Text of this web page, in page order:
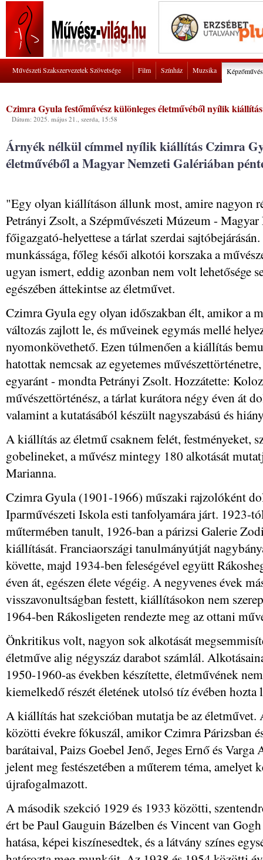
Művészeti Szakszervezetek Szövetsége Film Színház Muzsika
Czimra Gyula festőművész különleges életművéből nyílik
Dátum: 2025. május 21., szerda, 15:58
Árnyék nélkül címmel nyílik kiállítás Czimra
életművéből a Magyar Nemzeti Galériában
"Egy olyan kiállításon állunk most, amire nagyon
Petrányi Zsolt, a Szépművészeti Múzeum -
főigazgató-helyettese a tárlat szerdai
munkássága, főleg késői alkotói korszaka a
ugyan ismert, eddig azonban nem volt lehetősége
egészében áttekintse az életművet.
Czimra Gyula egy olyan időszakban élt, amikor a
változás zajlott le, és műveinek egymás mellé
nyomonkövethető. Ezen túlmenően a kiállítás
hatottak nemcsak az egyetemes
egyaránt - mondta Petrányi Zsolt. Hozzátette:
művészettörténész, a tárlat kurátora négy éven át
valamint a kutatásából készült nagyszabású és
A kiállítás az életmű csaknem felét, festményeket,
gobelineket, a művész mintegy 180 alkotását
Marianna.
Czimra Gyula (1901-1966) műszaki rajzolóként
Iparművészeti Iskola esti tanfolyamára járt. 1923-
műtermében tanult, 1926-ban a párizsi Galerie
kiállítását. Franciaországi tanulmányútját
követte, majd 1934-ben feleségével együtt
éven át, egészen élete végéig. A negyvenes évek
visszavonultságban festett, kiállításokon nem
1964-ben Rákosligeten rendezte meg az ottani
Önkritikus volt, nagyon sok alkotását
életműve alig négyszáz darabot számlál.
1950-1960-as években készítette, életművének
kiemelkedő részét életének utolsó tíz évében hozta
A kiállítás hat szekcióban mutatja be az életművet.
közötti évekre fókuszál, amikor Czimra Párizsban
barátaival, Paizs Goebel Jenő, Jeges Ernő és
jelent meg festészetében a műterem téma, amelyet
újrafogalmazott.
A második szekció 1929 és 1933 közötti,
ért be Paul Gauguin Bázelben és Vincent van
hatása, képei kiszínesedtek, és a látvány színes